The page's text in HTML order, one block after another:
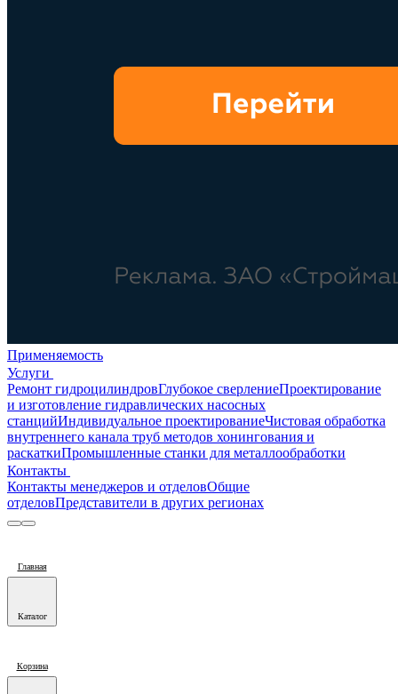
Применяемость
Услуги
Ремонт гидроцилиндровГлубокое сверлениеПроектирование
и изготовление гидравлических насосных
станцийИндивидуальное проектированиеЧистовая обработка
внутреннего канала труб методов хонингования и
раскаткиПромышленные станки для металлообработки
Контакты
Контакты менеджеров и отделовОбщие
отделовПредставители в других регионах
Главная
Каталог
Корзина